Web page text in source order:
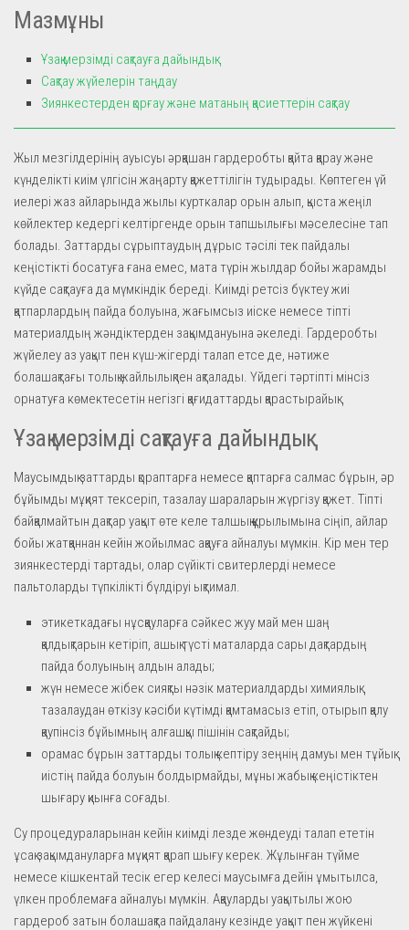
Мазмұны
Ұзақ мерзімді сақтауға дайындық
Сақтау жүйелерін таңдау
Зиянкестерден қорғау және матаның қасиеттерін сақтау
Жыл мезгілдерінің ауысуы әрқашан гардеробты қайта қарау және
күнделікті киім үлгісін жаңарту қажеттілігін тудырады. Көптеген үй
иелері жаз айларында жылы курткалар орын алып, қыста жеңіл
көйлектер кедергі келтіргенде орын тапшылығы мәселесіне тап
болады. Заттарды сұрыптаудың дұрыс тәсілі тек пайдалы
кеңістікті босатуға ғана емес, мата түрін жылдар бойы жарамды
күйде сақтауға да мүмкіндік береді. Киімді ретсіз бүктеу жиі
қатпарлардың пайда болуына, жағымсыз иіске немесе тіпті
материалдың жәндіктерден зақымдануына әкеледі. Гардеробты
жүйелеу аз уақыт пен күш-жігерді талап етсе де, нәтиже
болашақтағы толық жайлылықпен ақталады. Үйдегі тәртіпті мінсіз
орнатуға көмектесетін негізгі қағидаттарды қарастырайық.
Ұзақ мерзімді сақтауға дайындық
Маусымдық заттарды қораптарға немесе қаптарға салмас бұрын, әр
бұйымды мұқият тексеріп, тазалау шараларын жүргізу қажет. Тіпті
байқалмайтын дақтар уақыт өте келе талшық құрылымына сіңіп, айлар
бойы жатқаннан кейін жойылмас ақауға айналуы мүмкін. Кір мен тер
зиянкестерді тартады, олар сүйікті свитерлерді немесе
пальтоларды түпкілікті бүлдіруі ықтимал.
этикеткадағы нұсқауларға сәйкес жуу май мен шаң
қалдықтарын кетіріп, ашық түсті маталарда сары дақтардың
пайда болуының алдын алады;
жүн немесе жібек сияқты нәзік материалдарды химиялық
тазалаудан өткізу кәсіби күтімді қамтамасыз етіп, отырып қалу
қаупінсіз бұйымның алғашқы пішінін сақтайды;
орамас бұрын заттарды толық кептіру зеңнің дамуы мен тұйық
иістің пайда болуын болдырмайды, мұны жабық кеңістіктен
шығару қиынға соғады.
Су процедураларынан кейін киімді лезде жөндеуді талап ететін
ұсақ зақымдануларға мұқият қарап шығу керек. Жұлынған түйме
немесе кішкентай тесік егер келесі маусымға дейін ұмытылса,
үлкен проблемаға айналуы мүмкін. Ақауларды уақытылы жою
гардероб затын болашақта пайдалану кезінде уақыт пен жүйкені